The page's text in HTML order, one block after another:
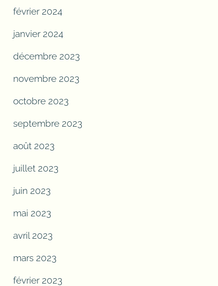
février 2024
janvier 2024
décembre 2023
novembre 2023
octobre 2023
septembre 2023
août 2023
juillet 2023
juin 2023
mai 2023
avril 2023
mars 2023
février 2023